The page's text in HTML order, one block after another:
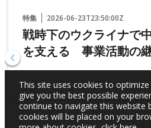
特集 2026-06-23T23:50:00Z
戦時下のウクライナで
を支える 事業活動の
This site uses cookies to
give you the best possible
continue to navigate this website
cookies will be placed on your